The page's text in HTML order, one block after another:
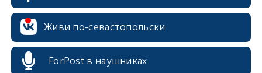
Живи по-севастопольски
ForPost в наушниках
erid: 2SDnjcrDNw6